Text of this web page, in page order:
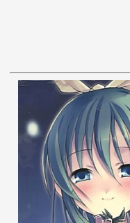
い
か き
さ し
ち
学生